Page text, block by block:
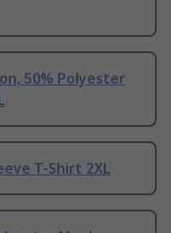
50% Polyester
T-Shirt 2XL